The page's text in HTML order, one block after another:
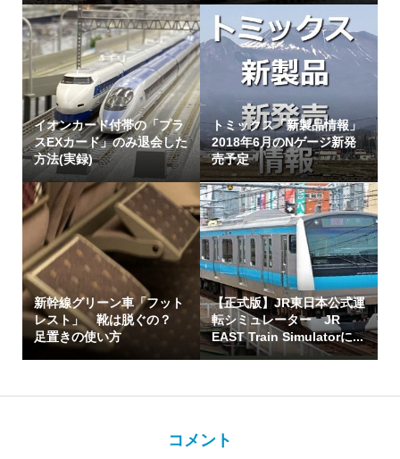
イオンカード付帯の「プラ
スEXカード」のみ退会した
方法(実録)
トミックス「新製品情報」
2018年6月のNゲージ新発
売予定
新幹線グリーン車「フット
レスト」 靴は脱ぐの？
足置きの使い方
【正式版】JR東日本公式運
転シミュレーター JR
EAST Train Simulatorに...
コメント